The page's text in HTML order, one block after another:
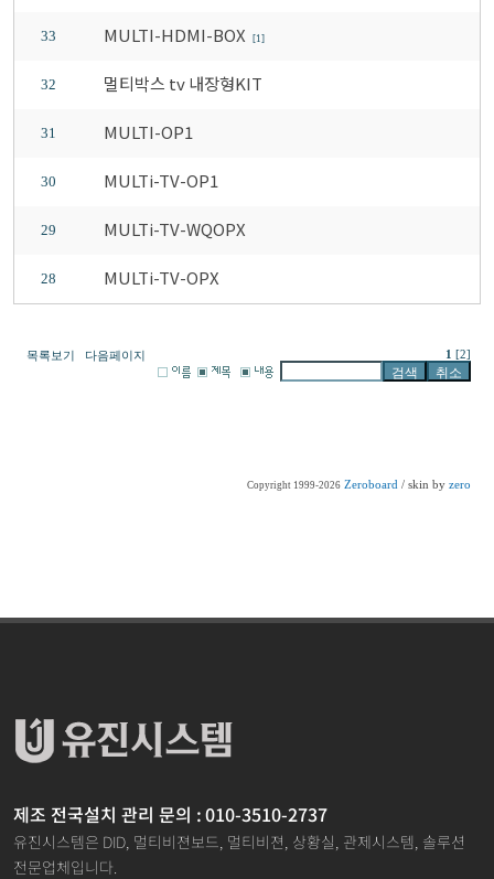
33 MULTI-HDMI-BOX [1]
32 멀티박스 tv 내장형KIT
31 MULTI-OP1
30 MULTi-TV-OP1
29 MULTi-TV-WQOPX
28 MULTi-TV-OPX
목록보기 다음페이지 1 [2]
Copyright 1999-2026 Zeroboard / skin by zero
제조 전국설치 관리 문의 : 010-3510-2737
유진시스템은 DID, 멀티비젼보드, 멀티비젼, 상황실, 관제시스템, 솔루션
전문업체입니다.